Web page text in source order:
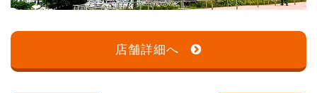
店舗詳細へ